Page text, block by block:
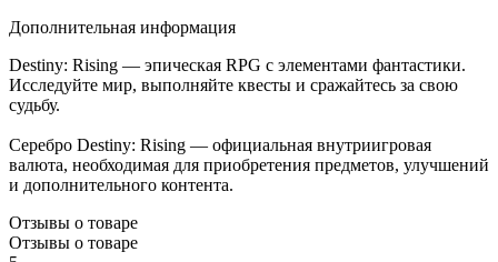
Дополнительная информация
Destiny: Rising — эпическая RPG с элементами фантастики.
Исследуйте мир, выполняйте квесты и сражайтесь за свою
судьбу.
Серебро Destiny: Rising — официальная внутриигровая
валюта, необходимая для приобретения предметов, улучшений
и дополнительного контента.
Отзывы о товаре
Отзывы о товаре